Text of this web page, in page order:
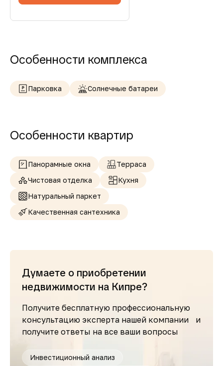
Особенности комплекса
Парковка Солнечные батареи
Особенности квартир
Панорамные окна
Терраса
Чистовая отделка
Кухня
Натуральный паркет
Качественная сантехника
Думаете о приобретении
недвижимости на Кипре?
Получите бесплатную профессиональную
консультацию эксперта нашей компании и
получите ответы на все ваши вопросы
Инвестиционный анализ